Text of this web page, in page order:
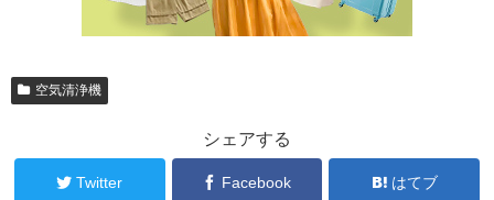
空気清浄機
シェアする
Twitter Facebook はてブ